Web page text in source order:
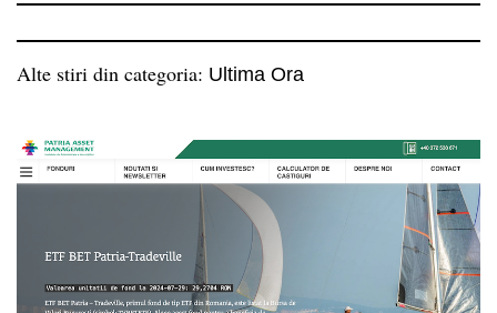
Alte stiri din categoria: Ultima Ora